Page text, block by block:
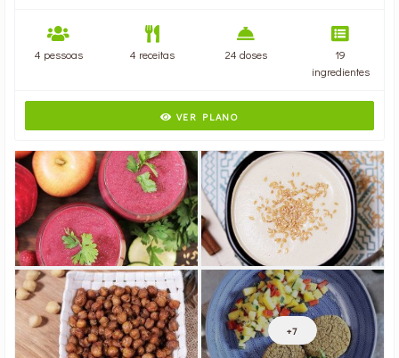
4 pessoas 4 receitas 24 doses
19
ingredientes
VER PLANO
+7